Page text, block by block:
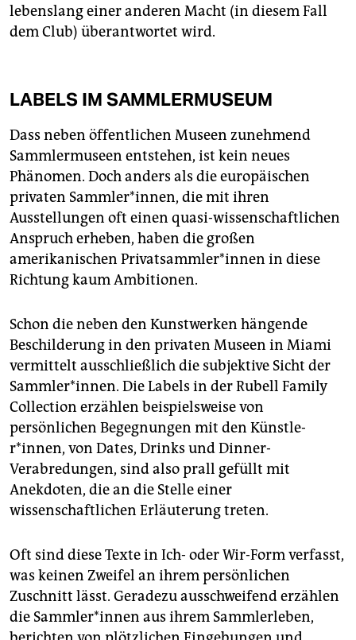
lebenslang einer anderen Macht (in diesem Fall
dem Club) überantwortet wird.
LABELS IM SAMMLERMUSEUM
Dass neben öffentlichen Museen zunehmend
Sammlermuseen entstehen, ist kein neues
Phänomen. Doch anders als die europäischen
privaten Samm­le­r*in­nen, die mit ihren
Ausstellungen oft einen quasi-wissenschaftlichen
Anspruch erheben, haben die großen
amerikanischen Privat­samm­le­r*in­nen in diese
Richtung kaum Ambitionen.
Schon die neben den Kunstwerken hängende
Beschilderung in den privaten Museen in Miami
vermittelt ausschließlich die subjektive Sicht der
Samm­le­r*in­nen. Die Labels in der Rubell Family
Collection erzählen beispielsweise von
persönlichen Begegnungen mit den Künst­le­
r*innen, von Dates, Drinks und Dinner-
Verabredungen, sind also prall gefüllt mit
Anekdoten, die an die Stelle einer
wissenschaftlichen Erläuterung treten.
Oft sind diese Texte in Ich- oder Wir-Form verfasst,
was keinen Zweifel an ihrem persönlichen
Zuschnitt lässt. Geradezu ausschweifend erzählen
die Samm­le­r*innen aus ihrem Sammlerleben,